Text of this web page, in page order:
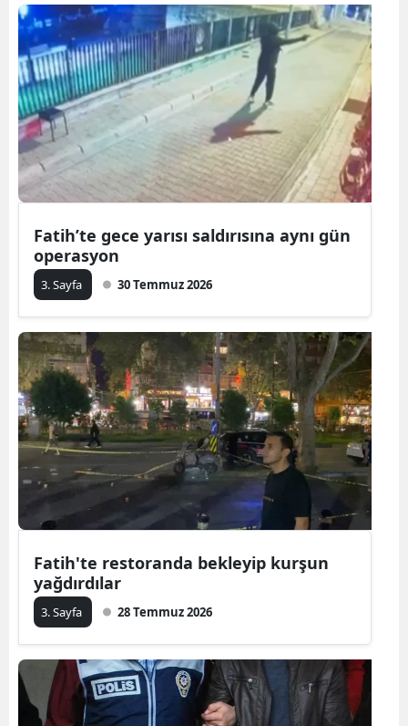
Fatih’te gece yarısı saldırısına aynı gün
operasyon
3. Sayfa 30 Temmuz 2026
Fatih'te restoranda bekleyip kurşun
yağdırdılar
3. Sayfa 28 Temmuz 2026